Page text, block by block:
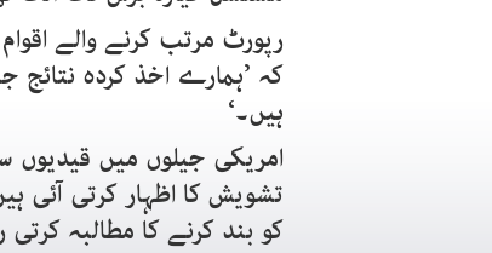
رپورٹ مرتب کرنے والے
کہ ’ہمارے اخذ کردہ
ہیں۔‘
امریکی جیلوں میں
تشویش کا اظہار کرتی آئی
کو بند کرنے کا مطالبہ کرتی